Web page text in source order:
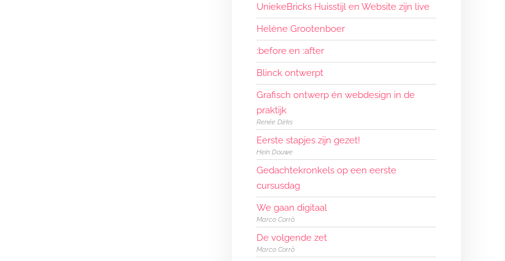
UniekeBricks Huisstijl en Website zijn live
Helène Grootenboer
:before en :after
Blinck ontwerpt
Grafisch ontwerp én webdesign in de
praktijk
Renée Dirks
Eerste stapjes zijn gezet!
Hein Douwe
Gedachtekronkels op een eerste
cursusdag
We gaan digitaal
Marco Corrò
De volgende zet
Marco Corrò